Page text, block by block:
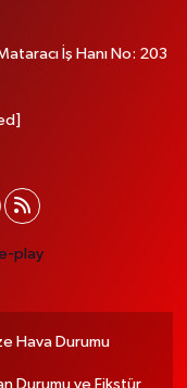
İş Hanı No: 203
Hava Durumu
Durumu ve Fikstür